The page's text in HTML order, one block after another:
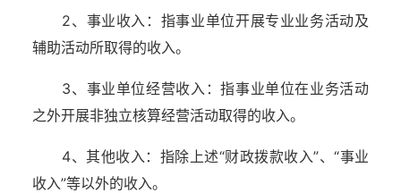
2、事业收入：指事业单位开展专业业务活动及
辅助活动所取得的收入。
3、事业单位经营收入：指事业单位在业务活动
之外开展非独立核算经营活动取得的收入。
4、其他收入：指除上述“财政拨款收入”、“事业
收入”等以外的收入。